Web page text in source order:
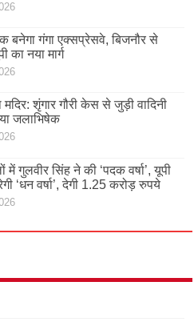
बनेगा गंगा एक्सप्रेसवे, बिजनौर से
का नया मार्ग
मदिर: शृंगार गौरी केस से जुड़ी वादिनी
जलाभिषेक
गुलवीर सिंह ने की ‘पदक वर्षा’, यूपी
‘धन वर्षा’, देगी 1.25 करोड़ रुपये